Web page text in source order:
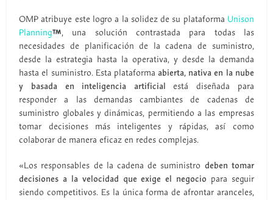
OMP atribuye este logro a la solidez de su plataforma Unison
Planning
, una solución contrastada para todas las
necesidades de planificación de la cadena de suministro,
desde la estrategia hasta la operativa, y desde la demanda
hasta el suministro. Esta plataforma abierta, nativa en la nube
y basada en inteligencia artificial está diseñada para
responder a las demandas cambiantes de cadenas de
suministro globales y dinámicas, permitiendo a las empresas
tomar decisiones más inteligentes y rápidas, así como
colaborar de manera eficaz en redes complejas.
«Los responsables de la cadena de suministro deben tomar
decisiones a la velocidad que exige el negocio para seguir
siendo competitivos. Es la única forma de afrontar aranceles,